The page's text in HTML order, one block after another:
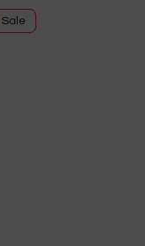
Sale
von Werbeanzeigen